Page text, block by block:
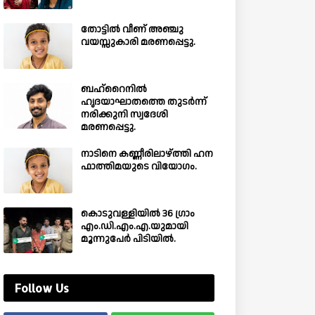
തോട്ടിൽ വീണ് അഞ്ചു
വയസ്സുകാരി മരണപ്പെട്ടു.
ബഹ്‌റൈനിൽ
ഹൃദയാഘാതത്തെ തുടർന്ന്
നരിക്കുനി സ്വദേശി
മരണപ്പെട്ടു.
നാടിനെ കണ്ണീരിലാഴ്ത്തി ഹന
ഫാത്തിമയുടെ വിയോഗം.
കൊടുവള്ളിയിൽ 36 ഗ്രാം
എം.ഡി.എം.എ.യുമായി
മൂന്നുപേർ പിടിയിൽ.
Follow Us